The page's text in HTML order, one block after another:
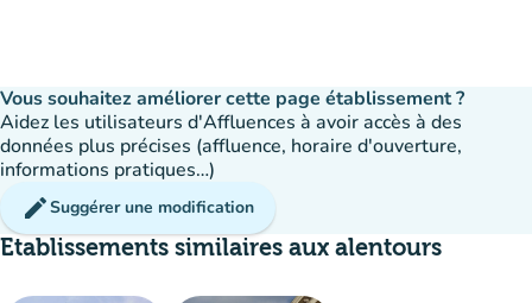
Vous souhaitez améliorer cette page établissement ?
Aidez les utilisateurs d'Affluences à avoir accès à des
données plus précises (affluence, horaire d'ouverture,
informations pratiques…)
editSuggérer une modification
Etablissements similaires aux alentours